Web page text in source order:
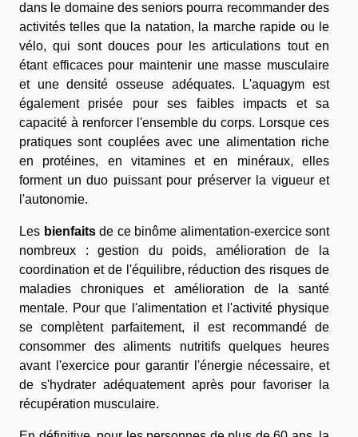
dans le domaine des seniors pourra recommander des
activités telles que la natation, la marche rapide ou le
vélo, qui sont douces pour les articulations tout en
étant efficaces pour maintenir une masse musculaire
et une densité osseuse adéquates. L'aquagym est
également prisée pour ses faibles impacts et sa
capacité à renforcer l'ensemble du corps. Lorsque ces
pratiques sont couplées avec une alimentation riche
en protéines, en vitamines et en minéraux, elles
forment un duo puissant pour préserver la vigueur et
l'autonomie.
Les bienfaitsde ce binôme alimentation-exercice sont
nombreux : gestion du poids, amélioration de la
coordination et de l'équilibre, réduction des risques de
maladies chroniques et amélioration de la santé
mentale. Pour que l'alimentation et l'activité physique
se complètent parfaitement, il est recommandé de
consommer des aliments nutritifs quelques heures
avant l'exercice pour garantir l'énergie nécessaire, et
de s'hydrater adéquatement après pour favoriser la
récupération musculaire.